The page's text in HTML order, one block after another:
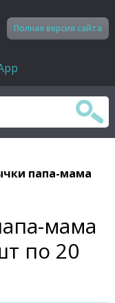
Полная версия сайта
папа-мама
мама
по 20